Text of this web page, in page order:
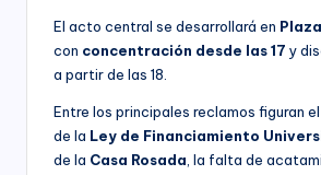
El acto central se desarrollará en
con concentración desde las 17 y
a partir de las 18.
Entre los principales reclamos figuran
de la Ley de Financiamiento
de la Casa Rosada , la falta de